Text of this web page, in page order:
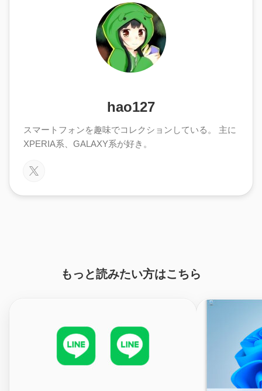
hao127
スマートフォンを趣味でコレクションしている。 主に
XPERIA系、GALAXY系が好き。
もっと読みたい方はこちら